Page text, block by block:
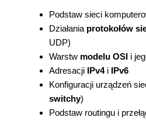
Podstaw sieci
Działania protokołów
UDP)
Warstw modelu OSI i
Adresacji IPv4i IPv6
Konfiguracji urządzeń
switchy)
Podstaw routingu i